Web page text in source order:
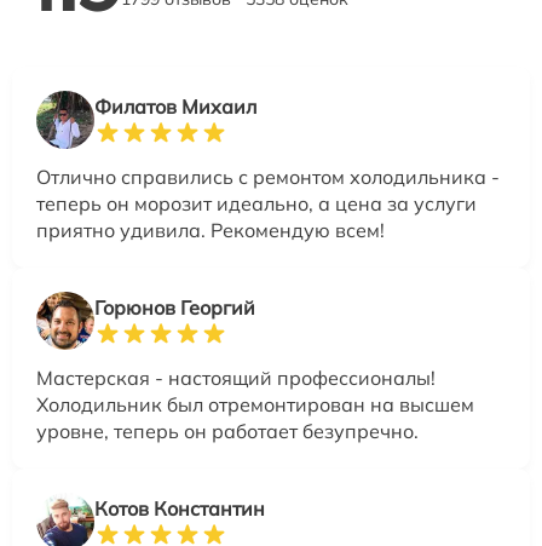
Филатов Михаил
Отлично справились с ремонтом холодильника -
теперь он морозит идеально, а цена за услуги
приятно удивила. Рекомендую всем!
Горюнов Георгий
Мастерская - настоящий профессионалы!
Холодильник был отремонтирован на высшем
уровне, теперь он работает безупречно.
Котов Константин